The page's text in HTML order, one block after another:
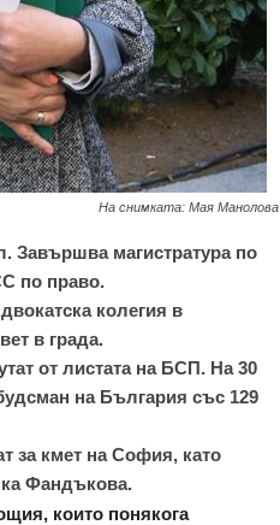
На снимката: Мая Манолова
Завършва магистратура по
по право.
колегия в
в града.
от листата на БСП. На 30
на България със 129
за кмет на София, като
Фандъкова.
които понякога